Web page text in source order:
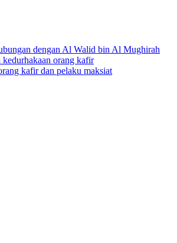
dengan Al Walid bin Al Mughirah
orang kafir
kafir dan pelaku maksiat